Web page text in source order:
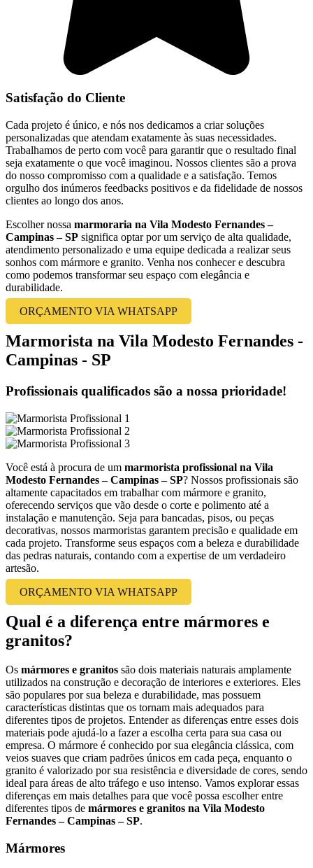
Satisfação do Cliente
Cada projeto é único, e nós nos dedicamos a criar soluções
personalizadas que atendam exatamente às suas necessidades.
Trabalhamos de perto com você para garantir que o resultado final
seja exatamente o que você imaginou. Nossos clientes são a prova
do nosso compromisso com a qualidade e a satisfação. Temos
orgulho dos inúmeros feedbacks positivos e da fidelidade de nossos
clientes ao longo dos anos.
Escolher nossa marmoraria na Vila Modesto Fernandes –
Campinas – SP significa optar por um serviço de alta qualidade,
atendimento personalizado e uma equipe dedicada a realizar seus
sonhos com mármore e granito. Venha nos conhecer e descubra
como podemos transformar seu espaço com elegância e
durabilidade.
ORÇAMENTO VIA WHATSAPP
Marmorista na Vila Modesto Fernandes -
Campinas - SP
Profissionais qualificados são a nossa prioridade!
Você está à procura de um marmorista profissional na Vila
Modesto Fernandes – Campinas – SP? Nossos profissionais são
altamente capacitados em trabalhar com mármore e granito,
oferecendo serviços que vão desde o corte e polimento até a
instalação e manutenção. Seja para bancadas, pisos, ou peças
decorativas, nossos marmoristas garantem precisão e qualidade em
cada projeto. Transforme seus espaços com a beleza e durabilidade
das pedras naturais, contando com a expertise de um verdadeiro
artesão.
ORÇAMENTO VIA WHATSAPP
Qual é a diferença entre mármores e
granitos?
Os mármores e granitos são dois materiais naturais amplamente
utilizados na construção e decoração de interiores e exteriores. Eles
são populares por sua beleza e durabilidade, mas possuem
características distintas que os tornam mais adequados para
diferentes tipos de projetos. Entender as diferenças entre esses dois
materiais pode ajudá-lo a fazer a escolha certa para sua casa ou
empresa. O mármore é conhecido por sua elegância clássica, com
veios suaves que criam padrões únicos em cada peça, enquanto o
granito é valorizado por sua resistência e diversidade de cores, sendo
ideal para áreas de alto tráfego e uso intenso. Vamos explorar essas
diferenças em mais detalhes para que você possa escolher entre
diferentes tipos de mármores e granitos na Vila Modesto
Fernandes – Campinas – SP.
Mármores